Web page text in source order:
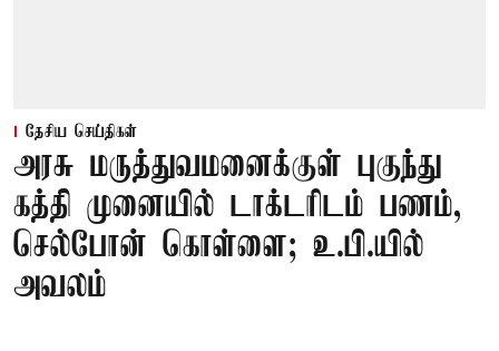
தேசிய செய்திகள்
அரசு மருத்துவமனைக்குள் புகுந்து
கத்தி முனையில் டாக்டரிடம் பணம்,
செல்போன் கொள்ளை; உ.பி.யில்
அவலம்